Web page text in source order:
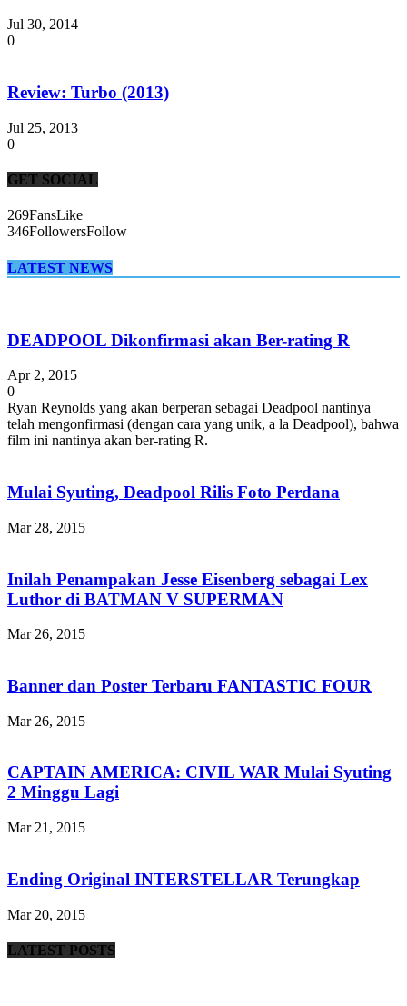
Jul 30, 2014
0
Review: Turbo (2013)
Jul 25, 2013
0
GET SOCIAL
269FansLike
346FollowersFollow
LATEST NEWS
DEADPOOL Dikonfirmasi akan Ber-rating R
Apr 2, 2015
0
Ryan Reynolds yang akan berperan sebagai Deadpool nantinya
telah mengonfirmasi (dengan cara yang unik, a la Deadpool), bahwa
film ini nantinya akan ber-rating R.
Mulai Syuting, Deadpool Rilis Foto Perdana
Mar 28, 2015
Inilah Penampakan Jesse Eisenberg sebagai Lex
Luthor di BATMAN V SUPERMAN
Mar 26, 2015
Banner dan Poster Terbaru FANTASTIC FOUR
Mar 26, 2015
CAPTAIN AMERICA: CIVIL WAR Mulai Syuting
2 Minggu Lagi
Mar 21, 2015
Ending Original INTERSTELLAR Terungkap
Mar 20, 2015
LATEST POSTS